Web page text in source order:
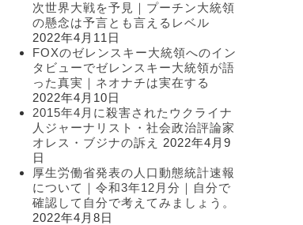
次世界大戦を予見｜プーチン大統領
の懸念は予言とも言えるレベル
2022年4月11日
FOXのゼレンスキー大統領へのイン
タビューでゼレンスキー大統領が語
った真実｜ネオナチは実在する
2022年4月10日
2015年4月に殺害されたウクライナ
人ジャーナリスト・社会政治評論家
オレス・ブジナの訴え
2022年4月9
日
厚生労働省発表の人口動態統計速報
について｜令和3年12月分｜自分で
確認して自分で考えてみましょう。
2022年4月8日